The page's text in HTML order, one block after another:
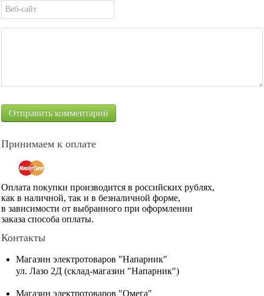
Принимаем к оплате
Оплата покупки производится в российских рублях,
как в наличной, так и в безналичной форме,
в зависимости от выбранного при оформлении
заказа способа оплаты.
Контакты
Магазин электротоваров "Напарник"
ул. Лазо 2Д (склад-магазин "Напарник")
Магазин электротоваров "Омега"